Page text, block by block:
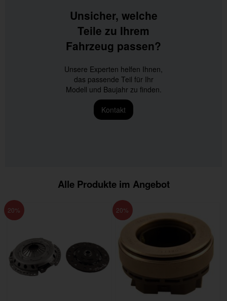
Unsicher, welche
Teile zu Ihrem
Fahrzeug passen?
Unsere Experten helfen Ihnen,
das passende Teil für Ihr
Modell und Baujahr zu finden.
Kontakt
Alle Produkte im Angebot
20 20